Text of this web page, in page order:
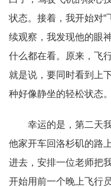
状态。接着，我开始对“
续观察，我发现他的眼
什么都在看。原来，飞
就是说，要同时看到上
种好像静坐的轻松状态。
幸运的是，第二天
他家开车回洛杉矶的路
进去，安排一位老师把
开始用前一个晚上飞行